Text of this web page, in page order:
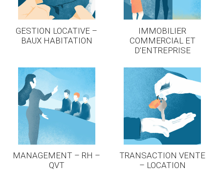
GESTION LOCATIVE –
BAUX HABITATION
IMMOBILIER
COMMERCIAL ET
D’ENTREPRISE
MANAGEMENT – RH –
QVT
TRANSACTION VENTE
– LOCATION